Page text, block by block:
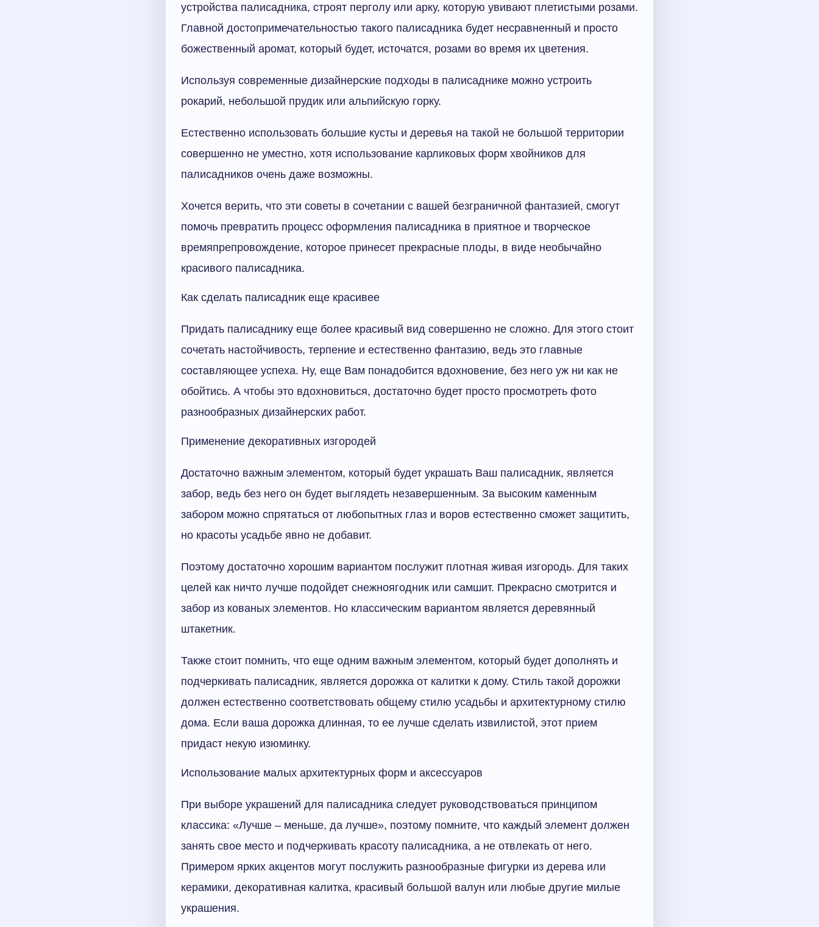
устройства палисадника, строят перголу или арку, которую увивают плетистыми розами.
Главной достопримечательностью такого палисадника будет несравненный и просто
божественный аромат, который будет, источатся, розами во время их цветения.
Используя современные дизайнерские подходы в палисаднике можно устроить
рокарий, небольшой прудик или альпийскую горку.
Естественно использовать большие кусты и деревья на такой не большой территории
совершенно не уместно, хотя использование карликовых форм хвойников для
палисадников очень даже возможны.
Хочется верить, что эти советы в сочетании с вашей безграничной фантазией, смогут
помочь превратить процесс оформления палисадника в приятное и творческое
времяпрепровождение, которое принесет прекрасные плоды, в виде необычайно
красивого палисадника.
Как сделать палисадник еще красивее
Придать палисаднику еще более красивый вид совершенно не сложно. Для этого стоит
сочетать настойчивость, терпение и естественно фантазию, ведь это главные
составляющее успеха. Ну, еще Вам понадобится вдохновение, без него уж ни как не
обойтись. А чтобы это вдохновиться, достаточно будет просто просмотреть фото
разнообразных дизайнерских работ.
Применение декоративных изгородей
Достаточно важным элементом, который будет украшать Ваш палисадник, является
забор, ведь без него он будет выглядеть незавершенным. За высоким каменным
забором можно спрятаться от любопытных глаз и воров естественно сможет защитить,
но красоты усадьбе явно не добавит.
Поэтому достаточно хорошим вариантом послужит плотная живая изгородь. Для таких
целей как ничто лучше подойдет снежноягодник или самшит. Прекрасно смотрится и
забор из кованых элементов. Но классическим вариантом является деревянный
штакетник.
Также стоит помнить, что еще одним важным элементом, который будет дополнять и
подчеркивать палисадник, является дорожка от калитки к дому. Стиль такой дорожки
должен естественно соответствовать общему стилю усадьбы и архитектурному стилю
дома. Если ваша дорожка длинная, то ее лучше сделать извилистой, этот прием
придаст некую изюминку.
Использование малых архитектурных форм и аксессуаров
При выборе украшений для палисадника следует руководствоваться принципом
классика: «Лучше – меньше, да лучше», поэтому помните, что каждый элемент должен
занять свое место и подчеркивать красоту палисадника, а не отвлекать от него.
Примером ярких акцентов могут послужить разнообразные фигурки из дерева или
керамики, декоративная калитка, красивый большой валун или любые другие милые
украшения.